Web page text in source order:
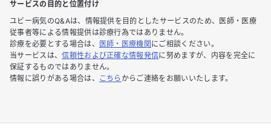
サービスの目的と位置付け
ユビー病気のQ&Aは、情報提供を目的としたサービスのため、医師・医療
従事者等による情報提供は診療行為ではありません。
診療を必要とする場合は、
医師・医療機関 にご相談ください。
当サービスは、信頼性および正確な情報発信に努めますが、内容を完全に
保証するものではありません。
情報に誤りがある場合は、
こちら からご連絡をお願いいたします。